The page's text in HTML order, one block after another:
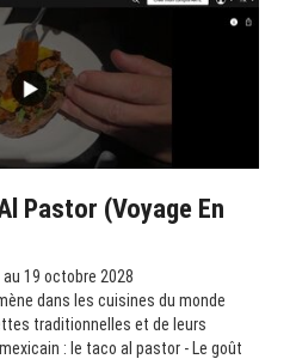
Pastor (Voyage En
au 19 octobre 2028
dans les cuisines du monde
traditionnelles et de leurs
: le taco al pastor - Le goût